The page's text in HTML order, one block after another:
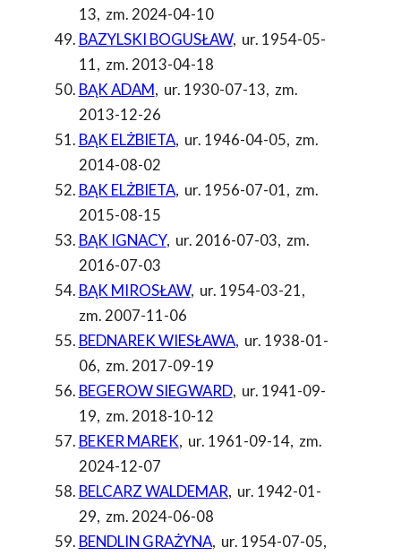
13, zm. 2024-04-10
BAZYLSKI BOGUSŁAW, ur. 1954-05-
11, zm. 2013-04-18
BĄK ADAM, ur. 1930-07-13, zm.
2013-12-26
BĄK ELŻBIETA, ur. 1946-04-05, zm.
2014-08-02
BĄK ELŻBIETA, ur. 1956-07-01, zm.
2015-08-15
BĄK IGNACY, ur. 2016-07-03, zm.
2016-07-03
BĄK MIROSŁAW, ur. 1954-03-21,
zm. 2007-11-06
BEDNAREK WIESŁAWA, ur. 1938-01-
06, zm. 2017-09-19
BEGEROW SIEGWARD, ur. 1941-09-
19, zm. 2018-10-12
BEKER MAREK, ur. 1961-09-14, zm.
2024-12-07
BELCARZ WALDEMAR, ur. 1942-01-
29, zm. 2024-06-08
BENDLIN GRAŻYNA, ur. 1954-07-05,